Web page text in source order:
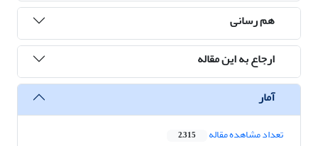
هم رسانی
ارجاع به این مقاله
آمار
تعداد مشاهده مقاله 2,315